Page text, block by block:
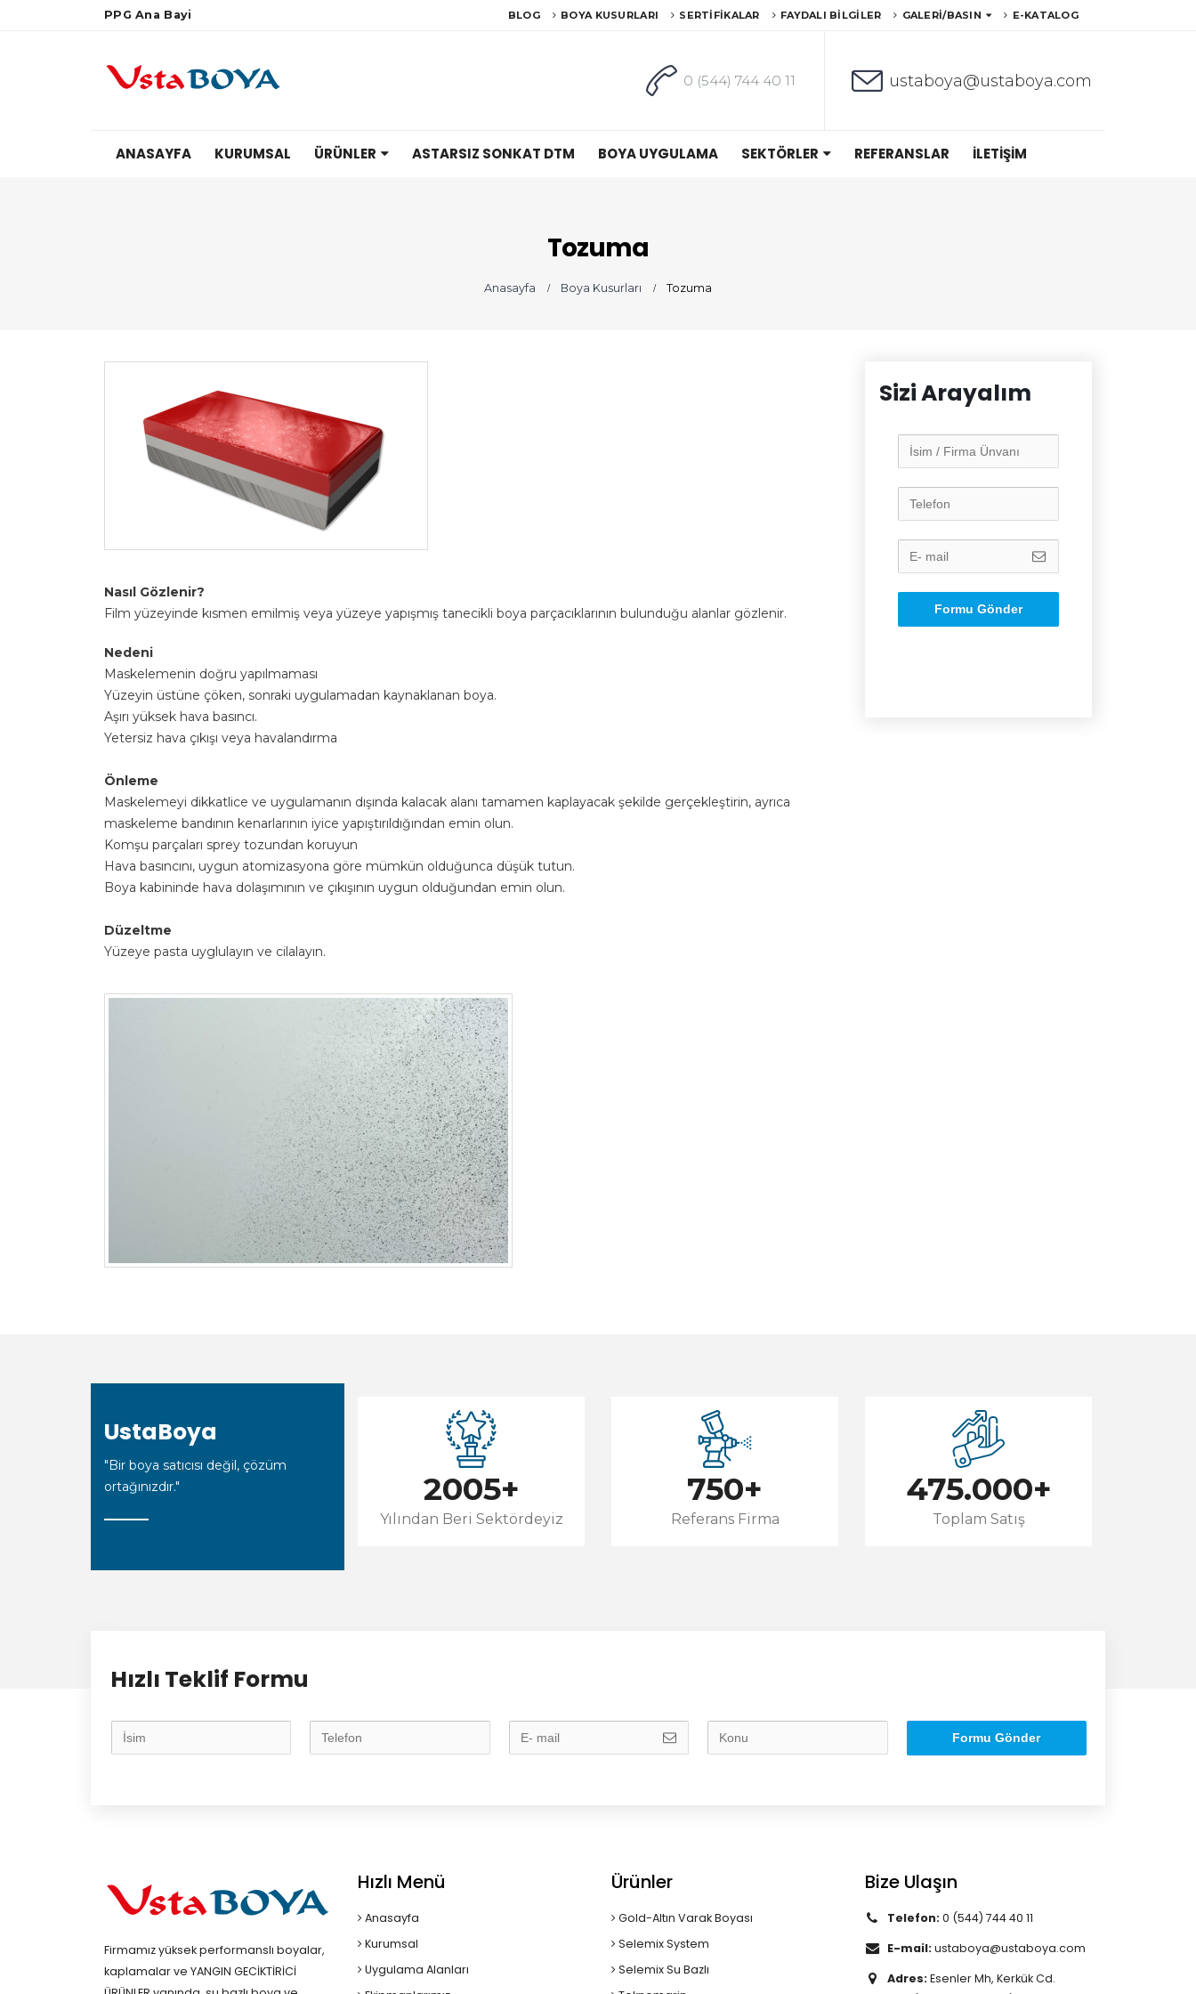
PPG Ana Bayi BLOG BOYA KUSURLARI SERTIFIKALAR FAYDALI BILGILER GALERI/BASIN E-KATALOG
0 (544) 744 40 11 ustaboya@ustaboya.com
ANASAYFA KURUMSAL ÜRÜNLER ASTARSIZ SONKAT DTM BOYA UYGULAMA SEKTÖRLER REFERANSLAR İLETIŞIM
Tozuma
Anasayfa Boya Kusurları Tozuma
Nasıl Gözlenir?
Film yüzeyinde kısmen emilmiş veya yüzeye yapışmış tanecikli boya parçacıklarının bulunduğu alanlar gözlenir.
Nedeni
Maskelemenin doğru yapılmaması
Yüzeyin üstüne çöken, sonraki uygulamadan kaynaklanan boya.
Aşırı yüksek hava basıncı.
Yetersiz hava çıkışı veya havalandırma
Önleme
Maskelemeyi dikkatlice ve uygulamanın dışında kalacak alanı tamamen kaplayacak şekilde gerçekleştirin, ayrıca
maskeleme bandının kenarlarının iyice yapıştırıldığından emin olun.
Komşu parçaları sprey tozundan koruyun
Hava basıncını, uygun atomizasyona göre mümkün olduğunca düşük tutun.
Boya kabininde hava dolaşımının ve çıkışının uygun olduğundan emin olun.
Düzeltme
Yüzeye pasta uyglulayın ve cilalayın.
Sizi Arayalım
Formu Gönder
UstaBoya
"Bir boya satıcısı değil, çözüm
ortağınızdır."
2005+
Yılından Beri Sektördeyiz
750+
Referans Firma
475.000+
Toplam Satış
Hızlı Teklif Formu
Formu Gönder
Firmamız yüksek performanslı boyalar,
kaplamalar ve YANGIN GECİKTİRİCİ
Hızlı Menü
Anasayfa
Kurumsal
Uygulama Alanları
Ürünler
Gold-Altın Varak Boyası
Selemix System
Selemix Su Bazlı
Bize Ulaşın
Telefon: 0 (544) 744 40 11
E-mail: ustaboya@ustaboya.com
Adres: Esenler Mh, Kerkük Cd.